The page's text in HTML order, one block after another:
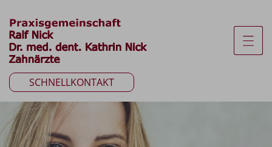
SCHNELLKONTAKT